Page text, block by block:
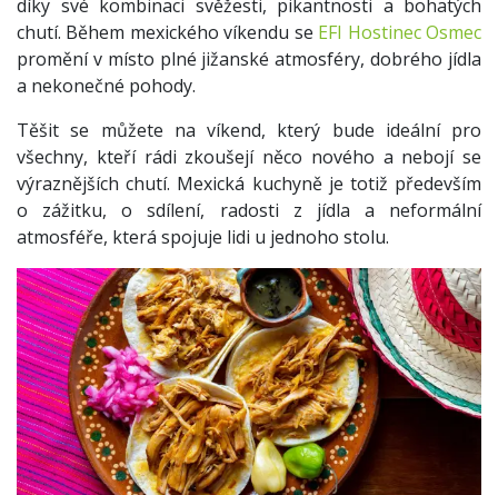
díky své kombinaci svěžesti, pikantnosti a bohatých
chutí. Během mexického víkendu se EFI Hostinec Osmec
promění v místo plné jižanské atmosféry, dobrého jídla
a nekonečné pohody.
Těšit se můžete na víkend, který bude ideální pro
všechny, kteří rádi zkoušejí něco nového a nebojí se
výraznějších chutí. Mexická kuchyně je totiž především
o zážitku, o sdílení, radosti z jídla a neformální
atmosféře, která spojuje lidi u jednoho stolu.